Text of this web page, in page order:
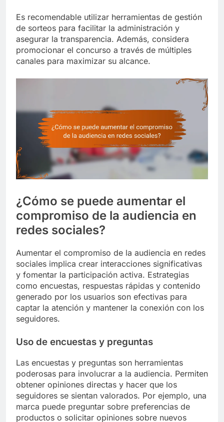
Es recomendable utilizar herramientas de gestión
de sorteos para facilitar la administración y
asegurar la transparencia. Además, considera
promocionar el concurso a través de múltiples
canales para maximizar su alcance.
¿Cómo se puede aumentar el
compromiso de la audiencia en
redes sociales?
Aumentar el compromiso de la audiencia en redes
sociales implica crear interacciones significativas
y fomentar la participación activa. Estrategias
como encuestas, respuestas rápidas y contenido
generado por los usuarios son efectivas para
captar la atención y mantener la conexión con los
seguidores.
Uso de encuestas y preguntas
Las encuestas y preguntas son herramientas
poderosas para involucrar a la audiencia. Permiten
obtener opiniones directas y hacer que los
seguidores se sientan valorados. Por ejemplo, una
marca puede preguntar sobre preferencias de
productos o solicitar opiniones sobre nuevos